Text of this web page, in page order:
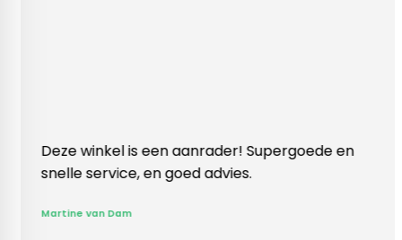
is een aanrader! Supergoede en
en goed advies.
Vlotte